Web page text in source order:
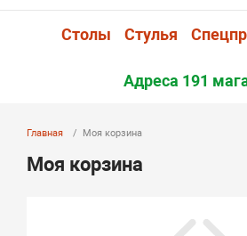
Столы Стулья
Адреса 191
Главная Моя корзина
Моя корзина